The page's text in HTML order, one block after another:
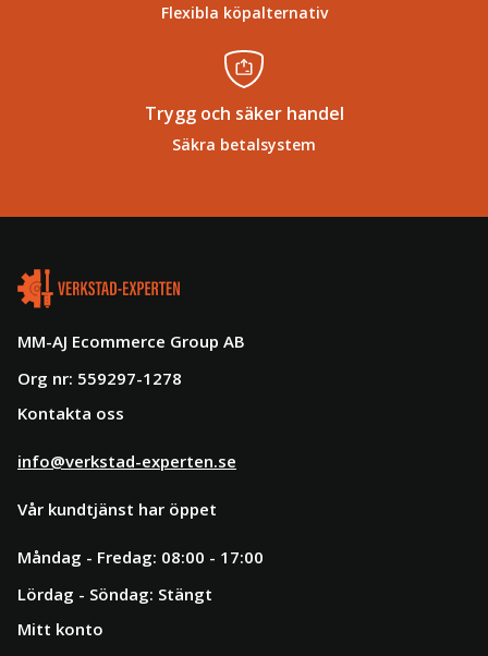
Flexibla köpalternativ
Trygg och säker handel
Säkra betalsystem
MM-AJ Ecommerce Group AB
Org nr: 559297-1278
Kontakta oss
info@verkstad-experten.se
Vår kundtjänst har öppet
Måndag - Fredag: 08:00 - 17:00
Lördag - Söndag: Stängt
Mitt konto